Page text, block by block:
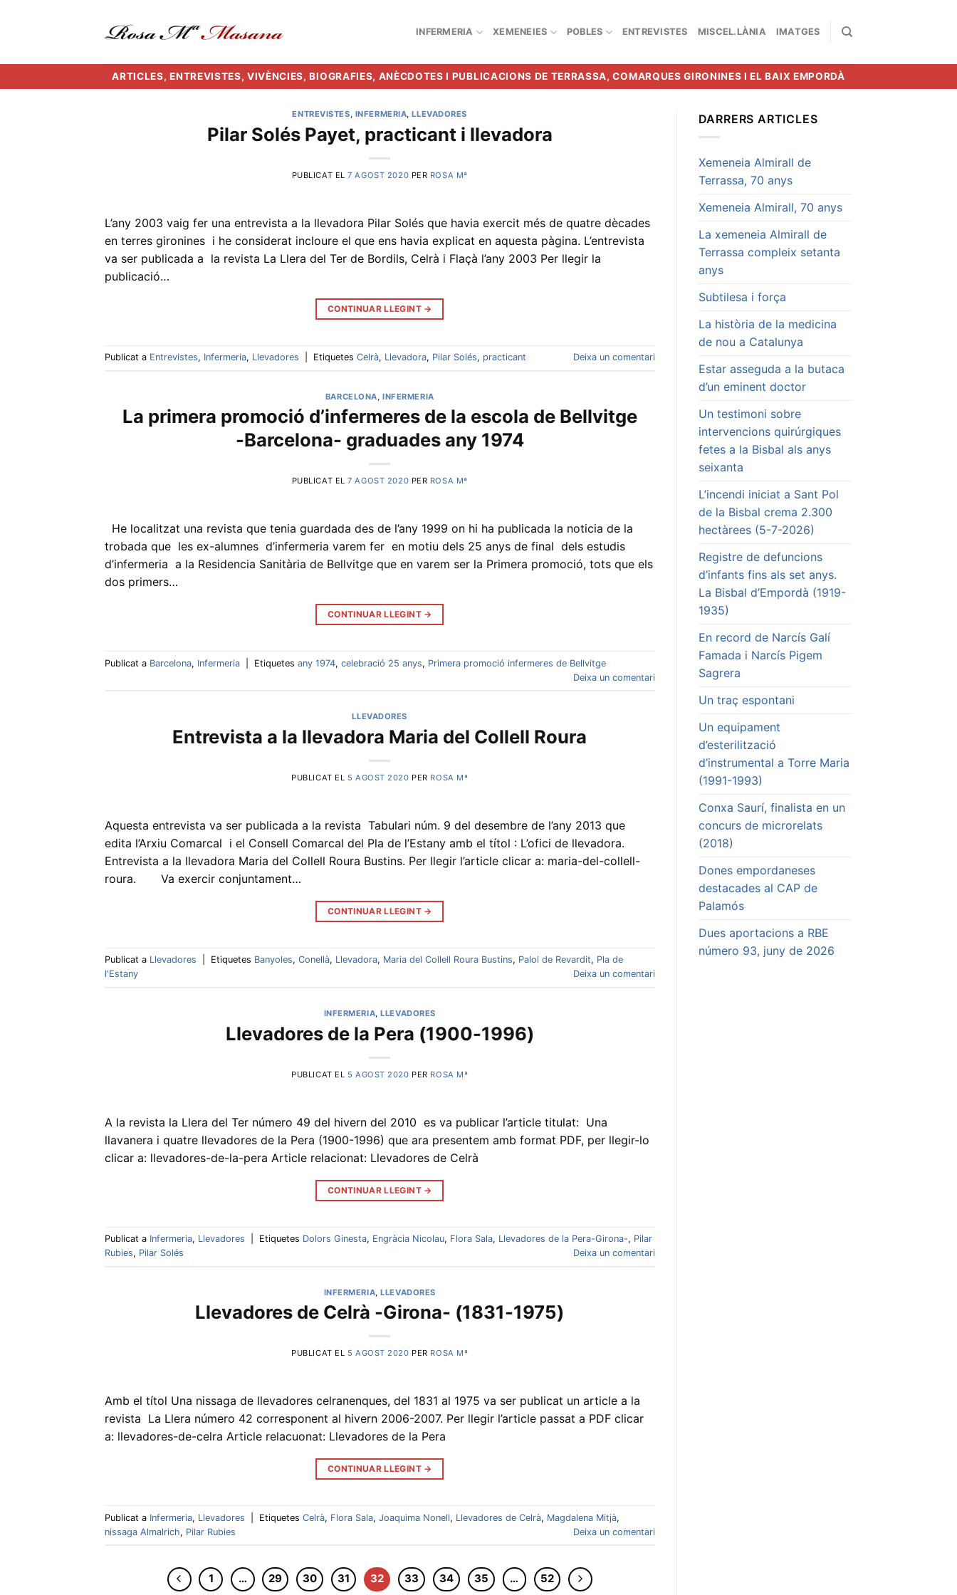
INFERMERIA XEMENEIES POBLES ENTREVISTES MISCEL.LÀNIA IMATGES
ARTICLES, ENTREVISTES, VIVÈNCIES, BIOGRAFIES, ANÈCDOTES I PUBLICACIONS DE TERRASSA, COMARQUES GIRONINES I EL BAIX EMPORDÀ
ENTREVISTES, INFERMERIA,LLEVADORES
Pilar Solés Payet, practicant i llevadora
PUBLICAT EL7 AGOST 2020 PER ROSA Mª
L’any 2003 vaig fer una entrevista a la llevadora Pilar Solés que havia exercit més de quatre dècades
en terres gironines i he considerat incloure el que ens havia explicat en aquesta pàgina. L’entrevista
va ser publicada a la revista La Llera del Ter de Bordils, Celrà i Flaçà l’any 2003 Per llegir la
publicació…
CONTINUAR LLEGINT →
Publicat a Entrevistes, Infermeria, Llevadores Etiquetes Celrà, Llevadora, Pilar Solés, practicant Deixa un comentari
BARCELONA ,INFERMERIA
La primera promoció d’infermeres de la escola de Bellvitge
-Barcelona- graduades any 1974
PUBLICAT EL7 AGOST 2020 PER ROSA Mª
He localitzat una revista que tenia guardada des de l’any 1999 on hi ha publicada la noticia de la
trobada que les ex-alumnes d’infermeria varem fer en motiu dels 25 anys de final dels estudis
d’infermeria a la Residencia Sanitària de Bellvitge que en varem ser la Primera promoció, tots que els
dos primers…
CONTINUAR LLEGINT →
Publicat a Barcelona, Infermeria Etiquetes any 1974, celebració 25 anys, Primera promoció infermeres de Bellvitge
Deixa un comentari
LLEVADORES
Entrevista a la llevadora Maria del Collell Roura
PUBLICAT EL 5 AGOST 2020 PER ROSA Mª
Aquesta entrevista va ser publicada a la revista Tabulari núm. 9 del desembre de l’any 2013 que
edita l’Arxiu Comarcal i el Consell Comarcal del Pla de l’Estany amb el títol : L’ofici de llevadora.
Entrevista a la llevadora Maria del Collell Roura Bustins. Per llegir l’article clicar a: maria-del-collell-
roura. Va exercir conjuntament…
CONTINUAR LLEGINT →
Publicat a Llevadores Etiquetes Banyoles, Conellà, Llevadora, Maria del Collell Roura Bustins, Palol de Revardit, Pla de
l'Estany
Deixa un comentari
INFERMERIA,LLEVADORES
Llevadores de la Pera (1900-1996)
PUBLICAT EL 5 AGOST 2020 PER ROSA Mª
A la revista la Llera del Ter número 49 del hivern del 2010 es va publicar l’article titulat: Una
llavanera i quatre llevadores de la Pera (1900-1996) que ara presentem amb format PDF, per llegir-lo
clicar a: llevadores-de-la-pera Article relacionat: Llevadores de Celrà
CONTINUAR LLEGINT →
Publicat a Infermeria, Llevadores Etiquetes Dolors Ginesta, Engràcia Nicolau, Flora Sala, Llevadores de la Pera-Girona-, Pilar
Rubies, Pilar Solés Deixa un comentari
INFERMERIA ,LLEVADORES
Llevadores de Celrà -Girona- (1831-1975)
PUBLICAT EL 5 AGOST 2020 PER ROSA Mª
Amb el títol Una nissaga de llevadores celranenques, del 1831 al 1975 va ser publicat un article a la
revista La Llera número 42 corresponent al hivern 2006-2007. Per llegir l’article passat a PDF clicar
a: llevadores-de-celra Article relacuonat: Llevadores de la Pera
CONTINUAR LLEGINT →
Publicat a Infermeria, Llevadores Etiquetes Celrà, Flora Sala, Joaquima Nonell, Llevadores de Celrà, Magdalena Mitjà,
nissaga Almalrich, Pilar Rubies Deixa un comentari
1 … 29 30 31 32 33 34 35 … 52
DARRERS ARTICLES
Xemeneia Almirall de
Terrassa, 70 anys
Xemeneia Almirall, 70 anys
La xemeneia Almirall de
Terrassa compleix setanta
anys
Subtilesa i força
La història de la medicina
de nou a Catalunya
Estar asseguda a la butaca
d’un eminent doctor
Un testimoni sobre
intervencions quirúrgiques
fetes a la Bisbal als anys
seixanta
L’incendi iniciat a Sant Pol
de la Bisbal crema 2.300
hectàrees (5-7-2026)
Registre de defuncions
d’infants fins als set anys.
La Bisbal d’Empordà (1919-
1935)
En record de Narcís Galí
Famada i Narcís Pigem
Sagrera
Un traç espontani
Un equipament
d’esterilització
d’instrumental a Torre Maria
(1991-1993)
Conxa Saurí, finalista en un
concurs de microrelats
(2018)
Dones empordaneses
destacades al CAP de
Palamós
Dues aportacions a RBE
número 93, juny de 2026